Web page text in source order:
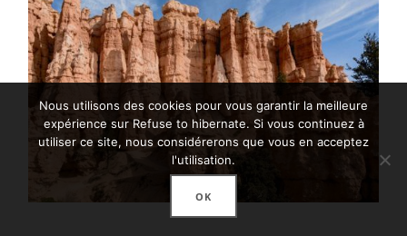
Nous utilisons des cookies pour vous garantir la meilleure
expérience sur Refuse to hibernate. Si vous continuez à
utiliser ce site, nous considérerons que vous en acceptez
l'utilisation.
OK